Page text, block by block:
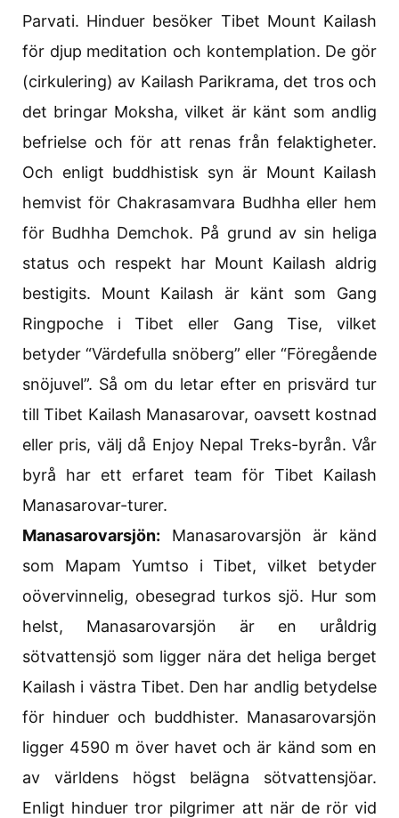
Parvati. Hinduer besöker Tibet Mount Kailash
för djup meditation och kontemplation. De gör
(cirkulering) av Kailash Parikrama, det tros och
det bringar Moksha, vilket är känt som andlig
befrielse och för att renas från felaktigheter.
Och enligt buddhistisk syn är Mount Kailash
hemvist för Chakrasamvara Budhha eller hem
för Budhha Demchok. På grund av sin heliga
status och respekt har Mount Kailash aldrig
bestigits. Mount Kailash är känt som Gang
Ringpoche i Tibet eller Gang Tise, vilket
betyder “Värdefulla snöberg” eller “Föregående
snöjuvel”. Så om du letar efter en prisvärd tur
till Tibet Kailash Manasarovar, oavsett kostnad
eller pris, välj då Enjoy Nepal Treks-byrån. Vår
byrå har ett erfaret team för Tibet Kailash
Manasarovar-turer.
Manasarovarsjön: Manasarovarsjön är känd
som Mapam Yumtso i Tibet, vilket betyder
oövervinnelig, obesegrad turkos sjö. Hur som
helst, Manasarovarsjön är en uråldrig
sötvattensjö som ligger nära det heliga berget
Kailash i västra Tibet. Den har andlig betydelse
för hinduer och buddhister. Manasarovarsjön
ligger 4590 m över havet och är känd som en
av världens högst belägna sötvattensjöar.
Enligt hinduer tror pilgrimer att när de rör vid